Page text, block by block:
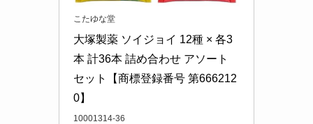
こたゆな堂
大塚製薬 ソイジョイ 12種 × 各3
本 計36本 詰め合わせ アソート
セット【商標登録番号 第666212
0】
10001314-36